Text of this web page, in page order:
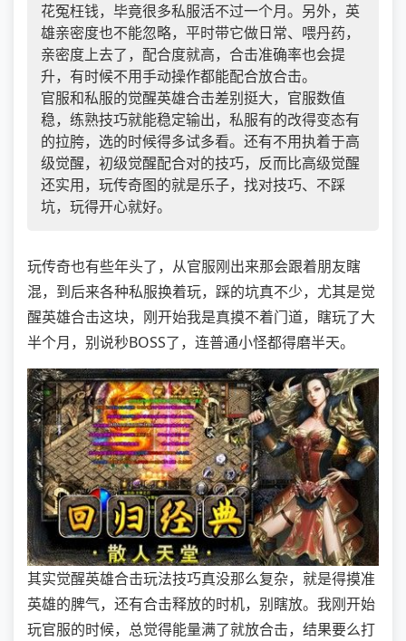
花冤枉钱，毕竟很多私服活不过一个月。另外，英
雄亲密度也不能忽略，平时带它做日常、喂丹药，
亲密度上去了，配合度就高，合击准确率也会提
升，有时候不用手动操作都能配合放合击。
官服和私服的觉醒英雄合击差别挺大，官服数值
稳，练熟技巧就能稳定输出，私服有的改得变态有
的拉胯，选的时候得多试多看。还有不用执着于高
级觉醒，初级觉醒配合对的技巧，反而比高级觉醒
还实用，玩传奇图的就是乐子，找对技巧、不踩
坑，玩得开心就好。
玩传奇也有些年头了，从官服刚出来那会跟着朋友瞎
混，到后来各种私服换着玩，踩的坑真不少，尤其是觉
醒英雄合击这块，刚开始我是真摸不着门道，瞎玩了大
半个月，别说秒BOSS了，连普通小怪都得磨半天。
其实觉醒英雄合击玩法技巧真没那么复杂，就是得摸准
英雄的脾气，还有合击释放的时机，别瞎放。我刚开始
玩官服的时候，总觉得能量满了就放合击，结果要么打